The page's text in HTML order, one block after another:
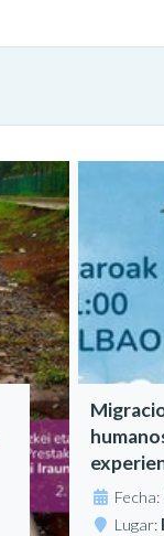
Fecha:
Lugar: